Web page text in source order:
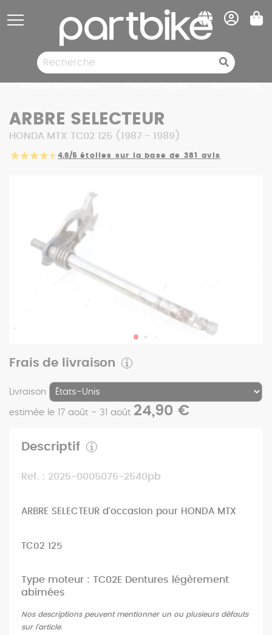
ARBRE SELECTEUR
HONDA MTX TC02 125 (1987 - 1989)
4.6/5 étoiles sur la base de 381 avis
Frais de livraison
Livraison
estimée le 17 août - 31 août 24,90 €
Descriptif
Ref. : 2025-0005075-2540pb
ARBRE SELECTEUR d'occasion pour HONDA MTX
TC02 125
Type moteur : TC02E Dentures légèrement
abimées
Nos descriptions peuvent mentionner un ou plusieurs défauts
sur l'article.